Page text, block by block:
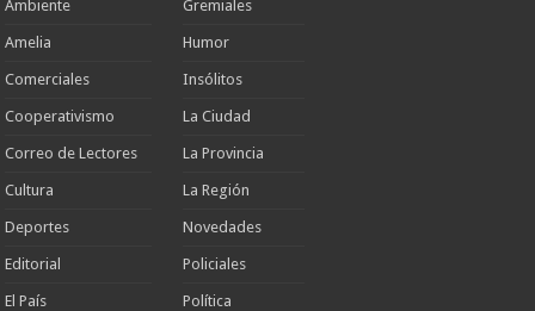
Ambiente
Amelia
Comerciales
Cooperativismo
Correo de Lectores
Cultura
Deportes
Editorial
El País
Gremiales
Humor
Insólitos
La Ciudad
La Provincia
La Región
Novedades
Policiales
Política